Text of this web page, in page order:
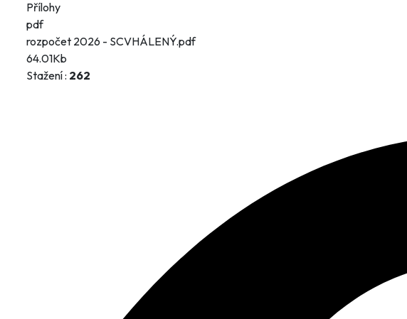
Přílohy
pdf
rozpočet 2026 - SCVHÁLENÝ.pdf
64.01Kb
Stažení : 262